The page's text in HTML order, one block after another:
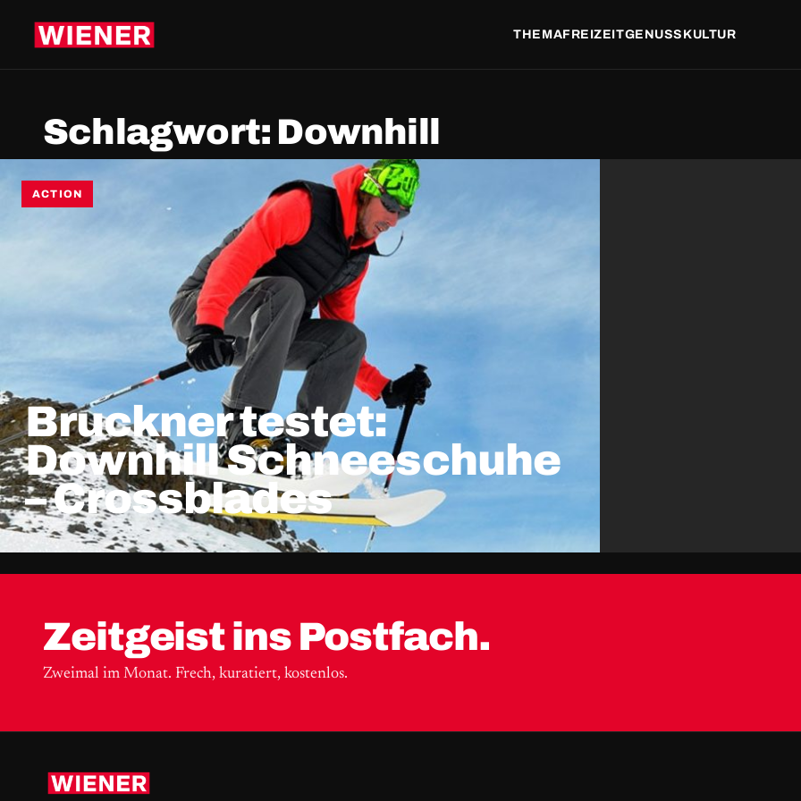
THEMAFREIZEITGENUSS KULTUR
Schlagwort: Downhill
ACTION
Bruckner testet:
Downhill Schneeschuhe
– Crossblades
Zeitgeist ins Postfach.
Zweimal im Monat. Frech, kuratiert, kostenlos.